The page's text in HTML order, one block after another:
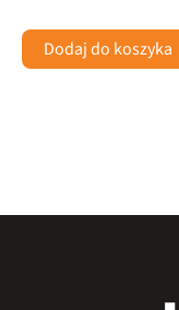
Dodaj do koszyka